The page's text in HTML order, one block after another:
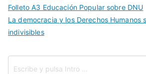
Folleto A3 Educación Popular sobre DNU
La democracia y los Derechos Humanos
indivisibles